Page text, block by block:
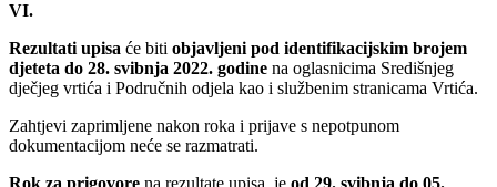
VI.
Rezultati upisa će biti objavljeni pod identifikacijskim brojem
djeteta do 28. svibnja 2022. godine na oglasnicima Središnjeg
dječjeg vrtića i Područnih odjela kao i službenim stranicama Vrtića.
Zahtjevi zaprimljene nakon roka i prijave s nepotpunom
dokumentacijom neće se razmatrati.